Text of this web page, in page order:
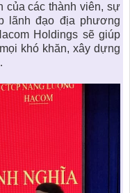
của các thành viên, sự
lãnh đạo địa phương
Holdings sẽ giúp
khó khăn, xây dựng